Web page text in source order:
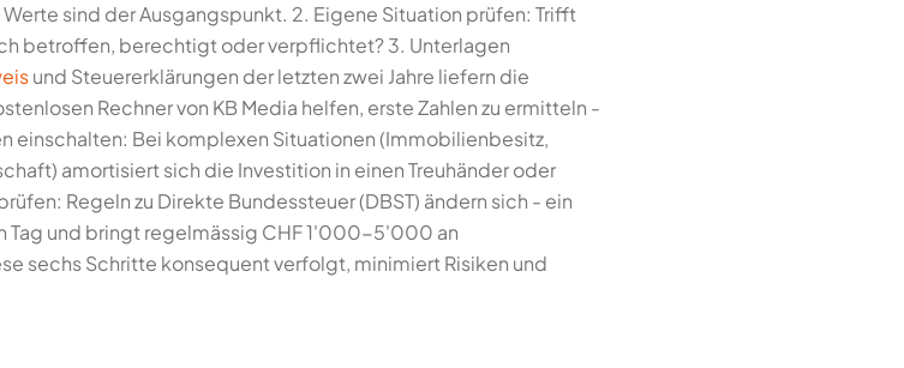
sind der Ausgangspunkt. 2. Eigene Situation prüfen: Trifft
betroffen, berechtigt oder verpflichtet? 3. Unterlagen
und Steuererklärungen der letzten zwei Jahre liefern die
Rechner von KB Media helfen, erste Zahlen zu ermitteln -
einschalten: Bei komplexen Situationen (Immobilienbesitz,
amortisiert sich die Investition in einen Treuhänder oder
Regeln zu Direkte Bundessteuer (DBST) ändern sich - ein
Tag und bringt regelmässig CHF 1'000-5'000 an
sechs Schritte konsequent verfolgt, minimiert Risiken und